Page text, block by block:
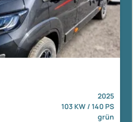
2025
103 KW / 140 PS
grün